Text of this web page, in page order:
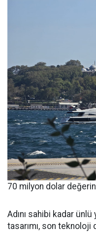
70 milyon dolar
Adını sahibi kadar
tasarımı, son teknoloji